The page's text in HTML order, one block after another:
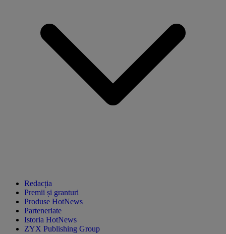
Redacția
Premii și granturi
Produse HotNews
Parteneriate
Istoria HotNews
ZYX Publishing Group